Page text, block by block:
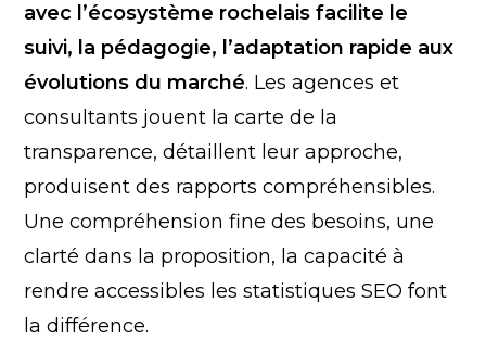
avec l’écosystème rochelais facilite le
suivi, la pédagogie, l’adaptation rapide aux
évolutions du marché. Les agences et
consultants jouent la carte de la
transparence, détaillent leur approche,
produisent des rapports compréhensibles.
Une compréhension fine des besoins, une
clarté dans la proposition, la capacité à
rendre accessibles les statistiques SEO font
la différence.